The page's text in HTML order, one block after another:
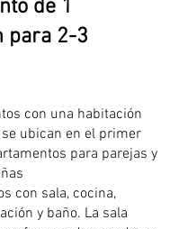
de 1
para 2-3
con una habitación
ubican en el primer
para parejas y
con sala, cocina,
y baño. La sala